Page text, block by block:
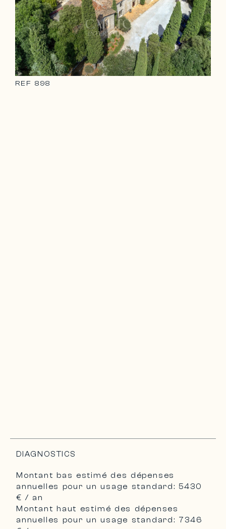
REF 898
DIAGNOSTICS
Montant bas estimé des dépenses
annuelles pour un usage standard: 5430
€ / an
Montant haut estimé des dépenses
annuelles pour un usage standard: 7346